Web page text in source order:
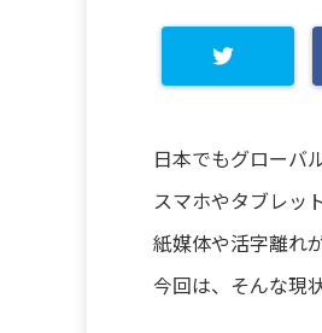
日本でもグローバ
スマホやタブレッ
紙媒体や活字離れ
今回は、そんな現